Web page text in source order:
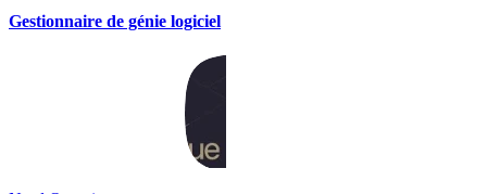
Gestionnaire de génie logiciel